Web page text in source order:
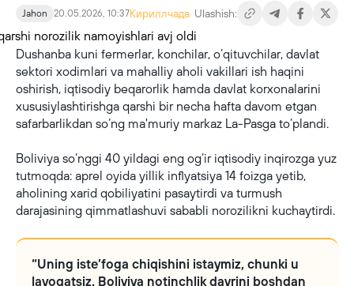
Jahon 20.05.2026, 10:37Кириллчада Ulashish:
Dushanba kuni fermerlar, konchilar, o‘qituvchilar, davlat
sektori xodimlari va mahalliy aholi vakillari ish haqini
oshirish, iqtisodiy beqarorlik hamda davlat korxonalarini
xususiylashtirishga qarshi bir necha hafta davom etgan
safarbarlikdan so‘ng ma'muriy markaz La-Pasga to‘plandi.
Boliviya so‘nggi 40 yildagi eng og‘ir iqtisodiy inqirozga yuz
tutmoqda: aprel oyida yillik inflyatsiya 14 foizga yetib,
aholining xarid qobiliyatini pasaytirdi va turmush
darajasining qimmatlashuvi sababli norozilikni kuchaytirdi.
“Uning iste’foga chiqishini istaymiz, chunki u
layoqatsiz. Boliviya notinchlik davrini boshdan